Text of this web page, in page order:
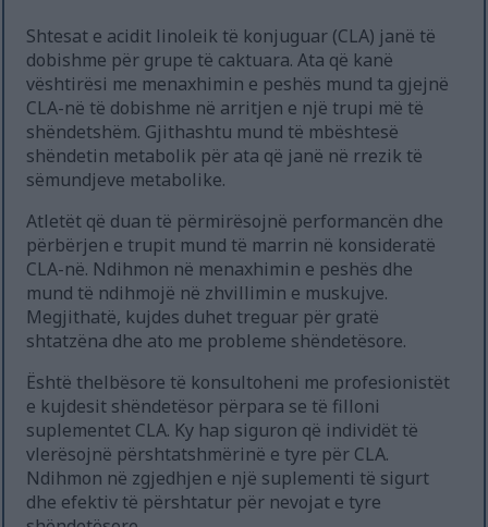
Shtesat e acidit linoleik të konjuguar (CLA) janë të
dobishme për grupe të caktuara. Ata që kanë
vështirësi me menaxhimin e peshës mund ta gjejnë
CLA-në të dobishme në arritjen e një trupi më të
shëndetshëm. Gjithashtu mund të mbështesë
shëndetin metabolik për ata që janë në rrezik të
sëmundjeve metabolike.
Atletët që duan të përmirësojnë performancën dhe
përbërjen e trupit mund të marrin në konsideratë
CLA-në. Ndihmon në menaxhimin e peshës dhe
mund të ndihmojë në zhvillimin e muskujve.
Megjithatë, kujdes duhet treguar për gratë
shtatzëna dhe ato me probleme shëndetësore.
Është thelbësore të konsultoheni me profesionistët
e kujdesit shëndetësor përpara se të filloni
suplementet CLA. Ky hap siguron që individët të
vlerësojnë përshtatshmërinë e tyre për CLA.
Ndihmon në zgjedhjen e një suplementi të sigurt
dhe efektiv të përshtatur për nevojat e tyre